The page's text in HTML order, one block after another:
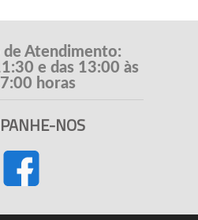
de Atendimento:
e das 13:00 às
horas
NOS